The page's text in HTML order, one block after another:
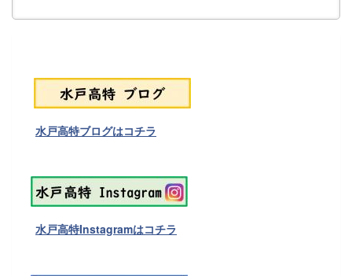
水戸高特ブログはコチラ
水戸高特Instagramはコチラ